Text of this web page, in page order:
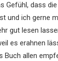
Gefühl, dass
und ich gerne
gut lesen
es erahnen
allen